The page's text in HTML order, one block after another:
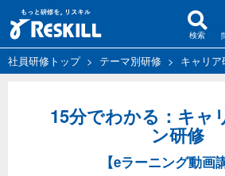
検索
社員研修トップ> テーマ別研修 > キャリア
15分でわかる：キャ
ン研修
【eラーニング動画